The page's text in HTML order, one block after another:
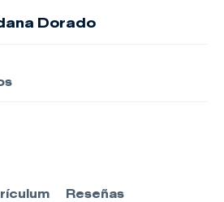
Dorado
Reseñas